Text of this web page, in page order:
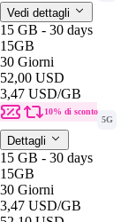
Vedi dettagli
15 GB - 30 days
15GB
30 Giorni
52,00 USD
3,47 USD/GB
10% di sconto
5G
Dettagli
15 GB - 30 days
15GB
30 Giorni
3,47 USD/GB